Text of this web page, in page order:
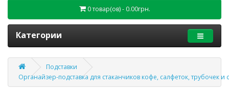
0 товар(ов) - 0.00грн.
Категории
Подставки
Органайзер-подставка для стаканчиков кофе, салфеток, трубочек и